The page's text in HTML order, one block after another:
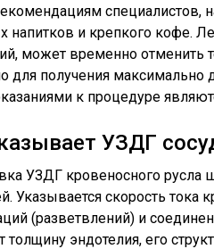
специалистов,
напитков и крепкого кофе.
может временно отменить
для получения максимально
к процедуре
УЗДГ
УЗДГ кровеносного русла
Указывается скорость тока
(разветвлений) и
толщину эндотелия, его